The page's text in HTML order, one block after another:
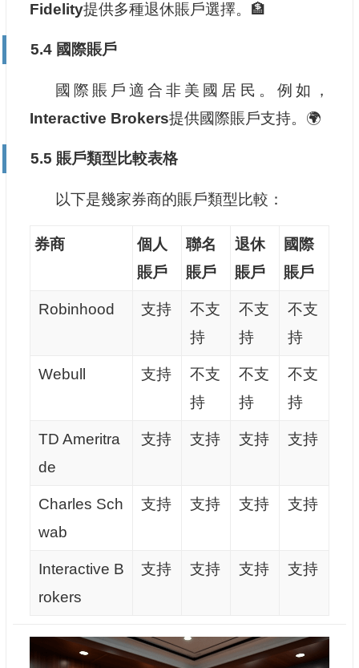
Fidelity提供多種退休賬戶選擇。🏦
5.4 國際賬戶
國際賬戶適合非美國居民。例如，
Interactive Brokers提供國際賬戶支持。🌍
5.5 賬戶類型比較表格
以下是幾家券商的賬戶類型比較：
券商
個人
賬戶
聯名
賬戶
退休
賬戶
國際
賬戶
Robinhood 支持
不支
持
不支
持
不支
持
Webull 支持
不支
持
不支
持
不支
持
TD Ameritra
de
支持 支持 支持 支持
Charles Sch
wab
支持 支持 支持 支持
Interactive B
rokers
支持 支持 支持 支持